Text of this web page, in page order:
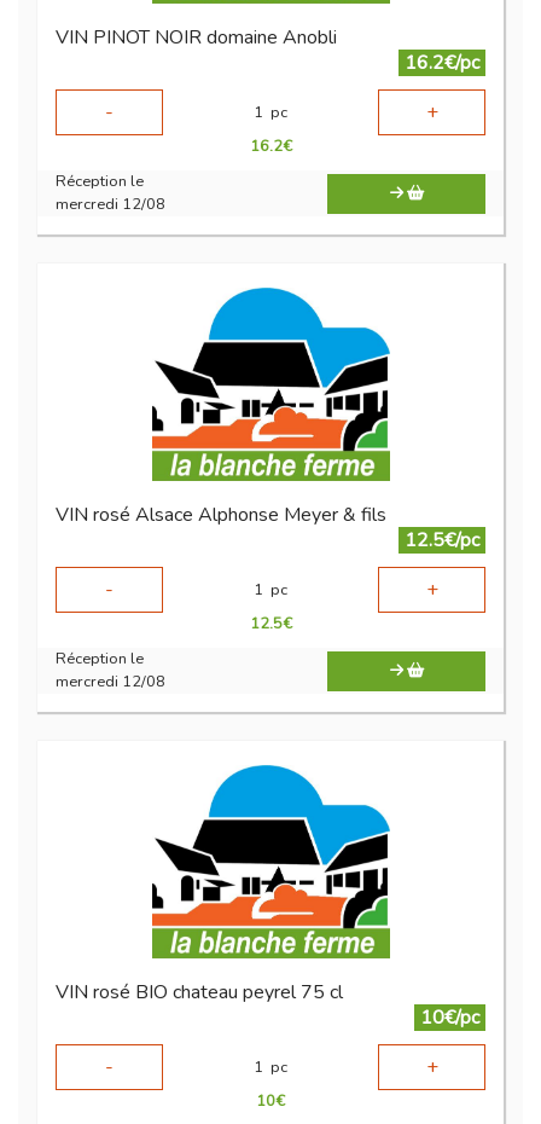
VIN PINOT NOIR domaine Anobli
16.2€/pc
-
1 pc +
16.2€
Réception le
mercredi 12/08
VIN rosé Alsace Alphonse Meyer & fils
12.5€/pc
-
1 pc +
12.5€
Réception le
mercredi 12/08
VIN rosé BIO chateau peyrel 75 cl
10€/pc
-
1 pc +
10€